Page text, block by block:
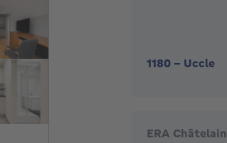
1180 - Uccle
ERA Châtelain